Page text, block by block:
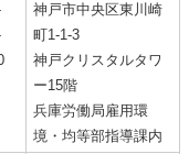
神戸市中央区東川崎
町1-1-3
神戸クリスタルタワ
ー15階
兵庫労働局雇用環
境・均等部指導課内